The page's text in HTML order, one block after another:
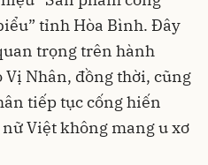
tỉnh Hòa Bình. Đây
trọng trên hành
Nhân, đồng thời, cũng
tiếp tục cống hiến
Việt không mang u xơ